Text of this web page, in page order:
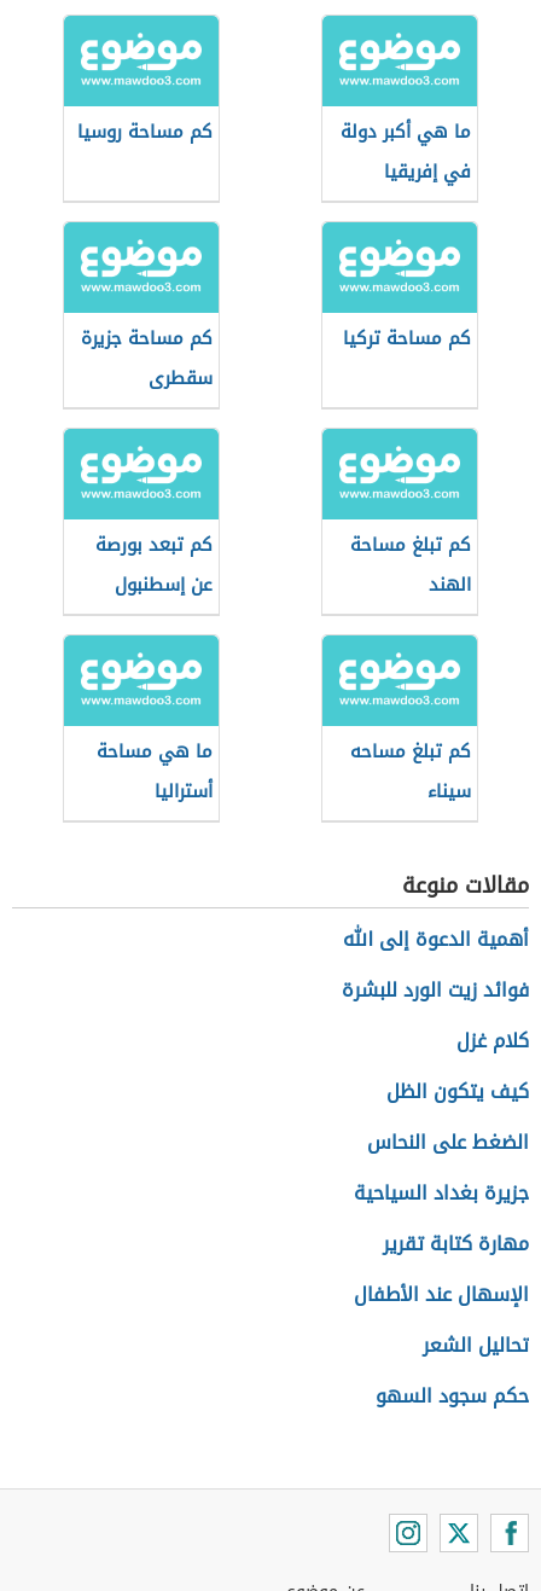
ما هي أكبر دولة
في إفريقيا
كم مساحة روسيا
كم مساحة تركيا
كم مساحة جزيرة
سقطرى
كم تبلغ مساحة
الهند
كم تبعد بورصة
عن إسطنبول
كم تبلغ مساحه
سيناء
ما هي مساحة
أستراليا
مقالات منوعة
أهمية الدعوة إلى الله
فوائد زيت الورد للبشرة
كلام غزل
كيف يتكون الظل
الضغط على النحاس
جزيرة بغداد السياحية
مهارة كتابة تقرير
الإسهال عند الأطفال
تحاليل الشعر
حكم سجود السهو